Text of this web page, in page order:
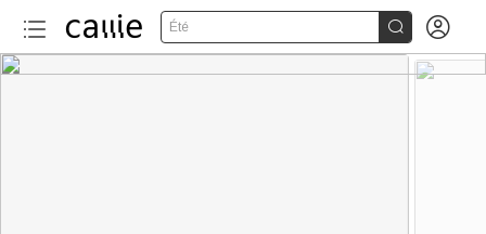
Été  